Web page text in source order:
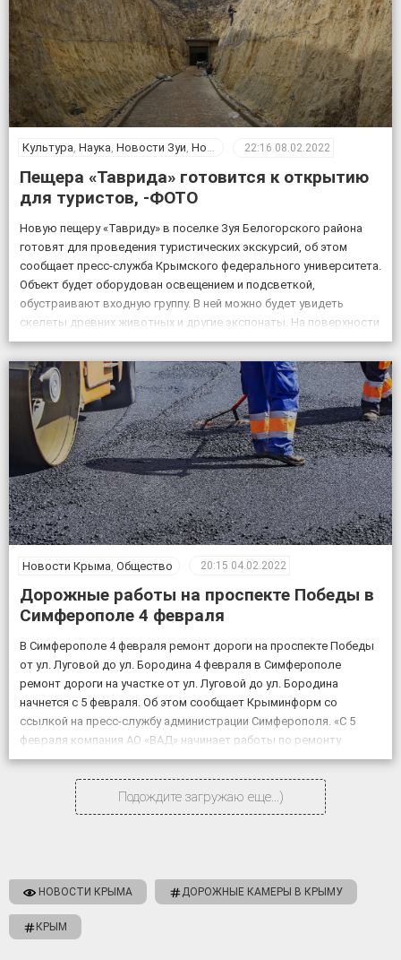
Культура, Наука, Новости Зуи, Новости Крыма ,Общество
22:16 08.02.2022
Пещера «Таврида» готовится к открытию
для туристов, -ФОТО
Новую пещеру «Тавриду» в поселке Зуя Белогорского района
готовят для проведения туристических экскурсий, об этом
сообщает пресс-служба Крымского федерального университета.
Объект будет оборудован освещением и подсветкой,
обустраивают входную группу. В ней можно будет увидеть
скелеты древних животных и другие экспонаты. На поверхности
возле пещеры появится музей и ландшафтный парк. Фото:
пресс-служба КФУ Дата открытия уникального […]
Новости Крыма Общество 20:15 04.02.2022
Дорожные работы на проспекте Победы в
Симферополе 4 февраля
В Симферополе 4 февраля ремонт дороги на проспекте Победы
от ул. Луговой до ул. Бородина 4 февраля в Симферополе
ремонт дороги на участке от ул. Луговой до ул. Бородина
начнется с 5 февраля. Об этом сообщает Крыминформ со
ссылкой на пресс-службу администрации Симферополя. «С 5
февраля компания АО «ВАД» начинает работы по ремонту
объекта «Дублирующий […]
Подождите загружаю еще...)
НОВОСТИ КРЫМА ДОРОЖНЫЕ КАМЕРЫ В КРЫМУ
КРЫМ